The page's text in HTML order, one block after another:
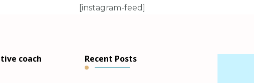
[instagram-feed]
coach Recent Posts